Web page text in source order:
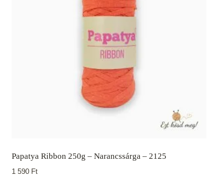
Papatya Ribbon 250g – Narancssárga – 2125
1 590 Ft